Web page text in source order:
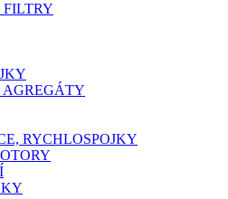
RYCHLOSPOJKY